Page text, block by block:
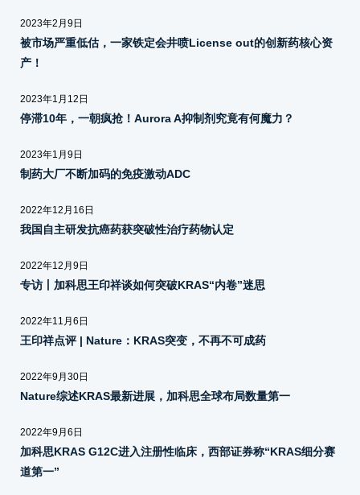
2023年2月9日
被市场严重低估，一家铁定会井喷License out的创新药核心资
产！
2023年1月12日
停滞10年，一朝疯抢！Aurora A抑制剂究竟有何魔力？
2023年1月9日
制药大厂不断加码的免疫激动ADC
2022年12月16日
我国自主研发抗癌药获突破性治疗药物认定
2022年12月9日
专访丨加科思王印祥谈如何突破KRAS“内卷”迷思
2022年11月6日
王印祥点评 | Nature：KRAS突变，不再不可成药
2022年9月30日
Nature综述KRAS最新进展，加科思全球布局数量第一
2022年9月6日
加科思KRAS G12C进入注册性临床，西部证券称“KRAS细分赛
道第一”